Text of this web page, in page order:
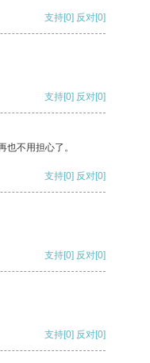
支持[0] 反对[0]
支持[0] 反对[0]
不用担心了。
支持[0] 反对[0]
支持[0] 反对[0]
支持[0] 反对[0]